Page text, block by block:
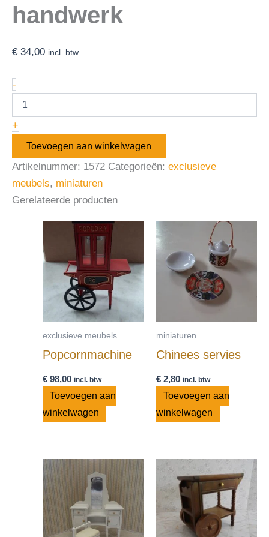
handwerk
€ 34,00 incl. btw
-
+
Toevoegen aan winkelwagen
Artikelnummer: 1572 Categorieën: exclusieve
meubels, miniaturen
Gerelateerde producten
exclusieve meubels
Popcornmachine
€ 98,00 incl. btw
Toevoegen aan
winkelwagen
miniaturen
Chinees servies
€2,80 incl. btw
Toevoegen aan
winkelwagen